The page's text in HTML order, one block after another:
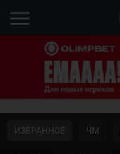
menu
ИЗБРАННОЕ ЧМ